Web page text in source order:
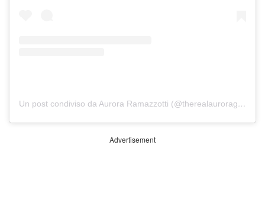
Un post condiviso da Aurora Ramazzotti (@therealauroragram)
Advertisement